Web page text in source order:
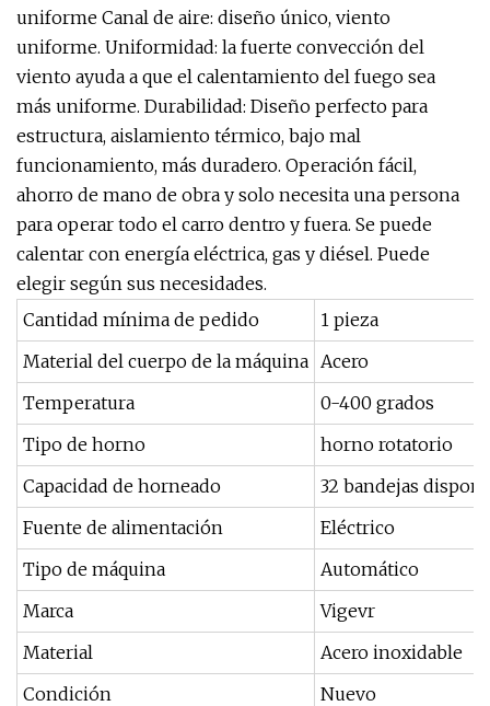
uniforme Canal de aire: diseño único, viento
uniforme. Uniformidad: la fuerte convección del
viento ayuda a que el calentamiento del fuego sea
más uniforme. Durabilidad: Diseño perfecto para
estructura, aislamiento térmico, bajo mal
funcionamiento, más duradero. Operación fácil,
ahorro de mano de obra y solo necesita una persona
para operar todo el carro dentro y fuera. Se puede
calentar con energía eléctrica, gas y diésel. Puede
elegir según sus necesidades.
Cantidad mínima de pedido
1 pieza
Material del cuerpo de la máquina Acero
Temperatura
0-400 grados
Tipo de horno
horno rotatorio
Capacidad de horneado
32 bandejas
Fuente de alimentación
Eléctrico
Tipo de máquina
Automático
Marca
Vigevr
Material
Acero inoxidable
Condición
Nuevo